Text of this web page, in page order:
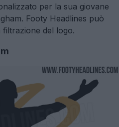
per la sua giovane
Footy Headlines può
del logo.